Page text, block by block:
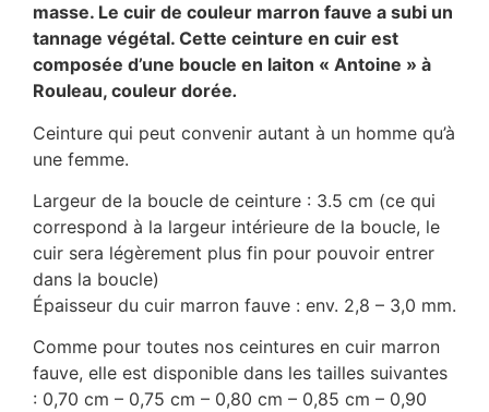
masse. Le cuir de couleur marron fauve a subi un
tannage végétal. Cette ceinture en cuir est
composée d’une boucle en laiton « Antoine » à
Rouleau, couleur dorée.
Ceinture qui peut convenir autant à un homme qu’à
une femme.
Largeur de la boucle de ceinture : 3.5 cm (ce qui
correspond à la largeur intérieure de la boucle, le
cuir sera légèrement plus fin pour pouvoir entrer
dans la boucle)
Épaisseur du cuir marron fauve : env. 2,8 – 3,0 mm.
Comme pour toutes nos ceintures en cuir marron
fauve, elle est disponible dans les tailles suivantes
: 0,70 cm – 0,75 cm – 0,80 cm – 0,85 cm – 0,90